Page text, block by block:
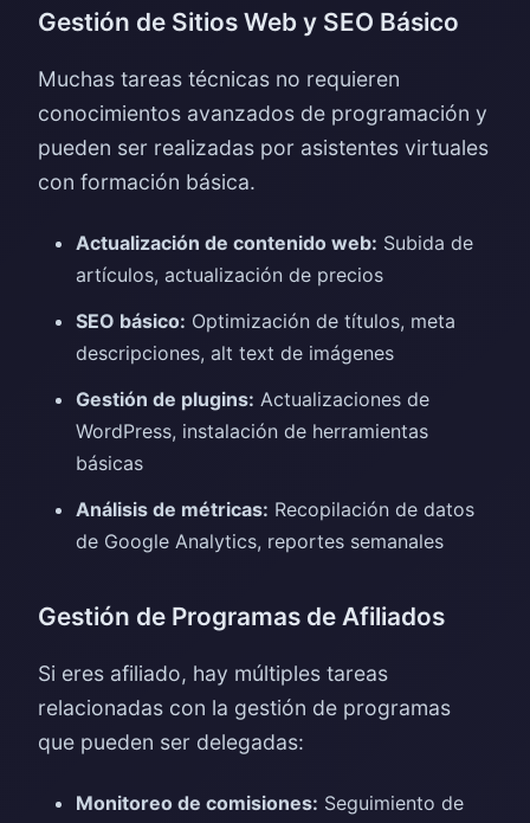
Gestión de Sitios Web y SEO Básico
Muchas tareas técnicas no requieren
conocimientos avanzados de programación y
pueden ser realizadas por asistentes virtuales
con formación básica.
Actualización de contenido web: Subida de
artículos, actualización de precios
SEO básico: Optimización de títulos, meta
descripciones, alt text de imágenes
Gestión de plugins: Actualizaciones de
WordPress, instalación de herramientas
básicas
Análisis de métricas: Recopilación de datos
de Google Analytics, reportes semanales
Gestión de Programas de Afiliados
Si eres afiliado, hay múltiples tareas
relacionadas con la gestión de programas
que pueden ser delegadas:
Monitoreo de comisiones: Seguimiento de